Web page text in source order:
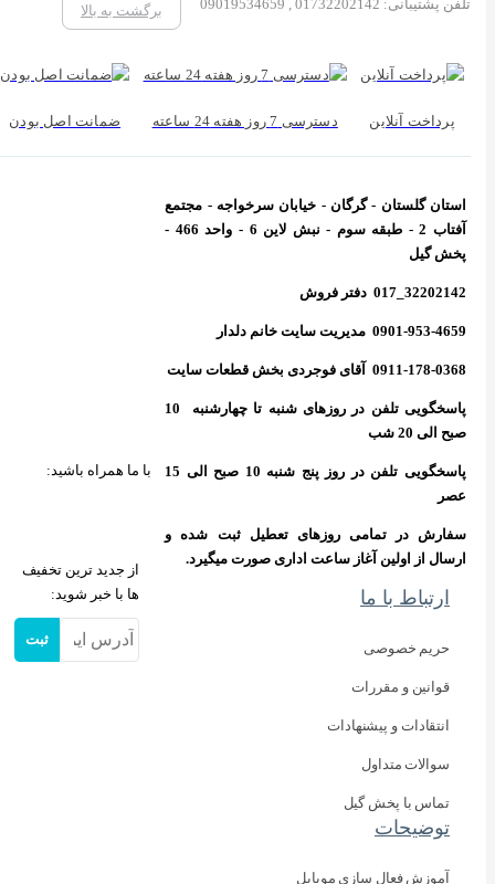
برگشت به بالا
7 روز هفته 24 ساعته ضمانت اصل بودن
خیابان سرخواجه - مجتمع
آفتاب 2 - طبقه سوم - نبش لاین 6 - واحد 466 -
پاسخگویی تلفن در روزهای شنبه تا چهارشنبه 10
پاسخگویی تلفن در روز پنج شنبه 10 صبح الی 15
تعطیل ثبت شده و
اداری صورت میگیرد.
با ما همراه باشید:
از جدید ترین تخفیف